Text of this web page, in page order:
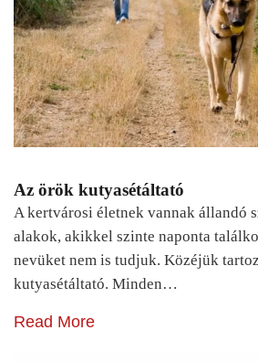
Az örök kutyasétáltató
A kertvárosi életnek vannak állandó
alakok, akikkel szinte naponta
nevüket nem is tudjuk. Közéjük
kutyasétáltató. Minden…
Read More